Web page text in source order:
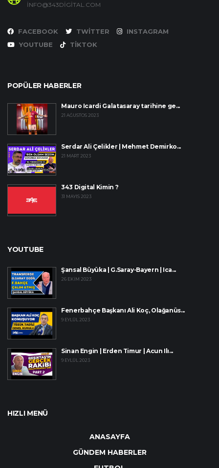
INFO@343DIGITAL.COM
FACEBOOK TWITTER
INSTAGRAM
YOUTUBE
TIKTOK
POPÜLER HABERLER
Mauro Icardi Galatasaray tarihine ge...
21 AĞUSTOS 2023
Serdar Ali Çelikler | Mehmet Demirko...
21 MART 2023
343 Digital Kimin ?
31 MAYIS 2023
YOUTUBE
Şansal Büyüka | G.Saray-Bayern | Ica...
26 EKIM 2023
Fenerbahçe Başkanı Ali Koç, Olağanüs...
9 EYLÜL 2023
Sinan Engin | Erden Timur | Acun Ilı...
9 EYLÜL 2023
HIZLI MENÜ
ANASAYFA
GÜNDEM HABERLER